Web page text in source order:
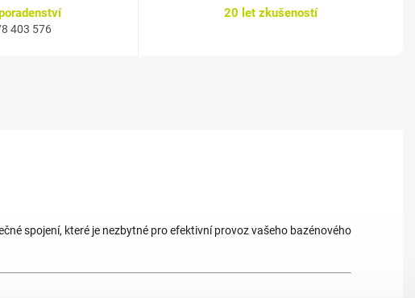
403 576
20 let zkušeností
spojení, které je nezbytné pro efektivní provoz vašeho bazénového